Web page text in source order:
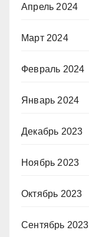
Апрель 2024
Март 2024
Февраль 2024
Январь 2024
Декабрь 2023
Ноябрь 2023
Октябрь 2023
Сентябрь 2023